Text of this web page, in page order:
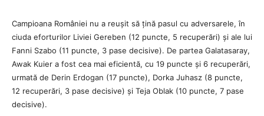
Campioana României nu a reușit să țină pasul cu adversarele, în
ciuda eforturilor Liviei Gereben (12 puncte, 5 recuperări) și ale lui
Fanni Szabo (11 puncte, 3 pase decisive). De partea Galatasaray,
Awak Kuier a fost cea mai eficientă, cu 19 puncte și 6 recuperări,
urmată de Derin Erdogan (17 puncte), Dorka Juhasz (8 puncte,
12 recuperări, 3 pase decisive) și Teja Oblak (10 puncte, 7 pase
decisive).